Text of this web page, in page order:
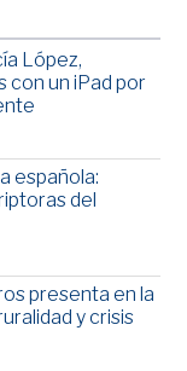
López,
con un iPad por
española:
del
presenta en la
y crisis